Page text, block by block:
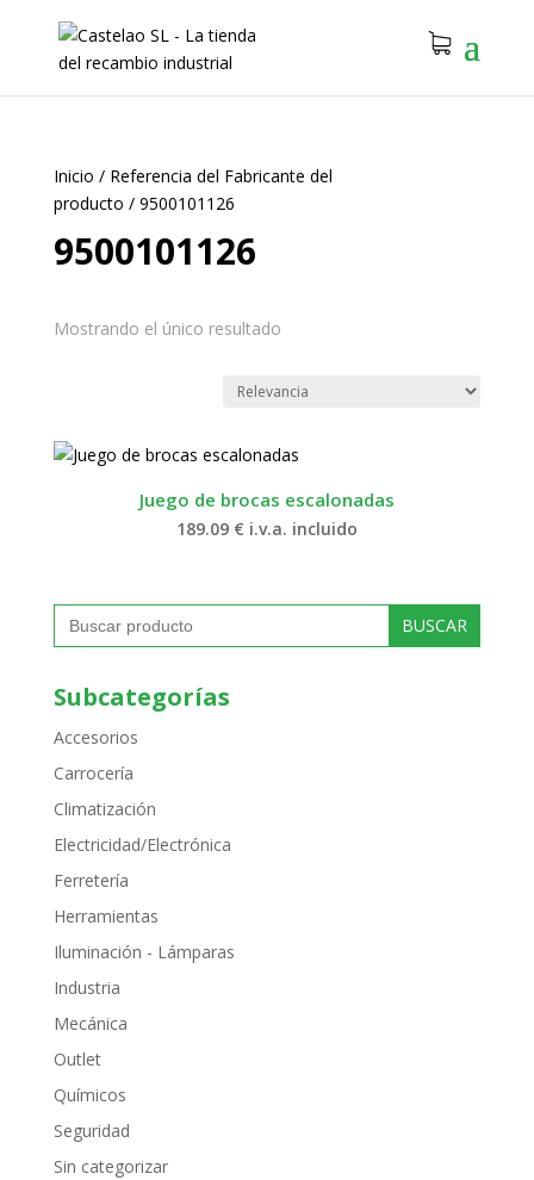
Inicio / Referencia del Fabricante del
producto / 9500101126
9500101126
Mostrando el único resultado
Juego de brocas escalonadas
189.09 € i.v.a. incluido
Buscar:
Subcategorías
Accesorios
Carrocería
Climatización
Electricidad/Electrónica
Ferretería
Herramientas
Iluminación - Lámparas
Industria
Mecánica
Outlet
Químicos
Seguridad
Sin categorizar